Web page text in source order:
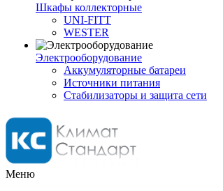
Шкафы коллекторные
UNI-FITT
WESTER
Электрооборудование
Аккумуляторные батареи
Источники питания
Стабилизаторы и защита сети
Меню